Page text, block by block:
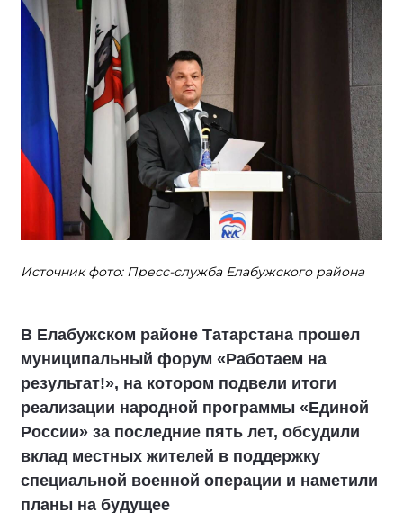
Источник фото: Пресс-служба Елабужского района
В Елабужском районе Татарстана прошел
муниципальный форум «Работаем на
результат!», на котором подвели итоги
реализации народной программы «Единой
России» за последние пять лет, обсудили
вклад местных жителей в поддержку
специальной военной операции и наметили
планы на будущее